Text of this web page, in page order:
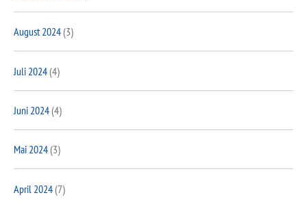
August 2024(3)
Juli 2024(4)
Juni 2024(4)
Mai 2024(3)
April 2024(7)